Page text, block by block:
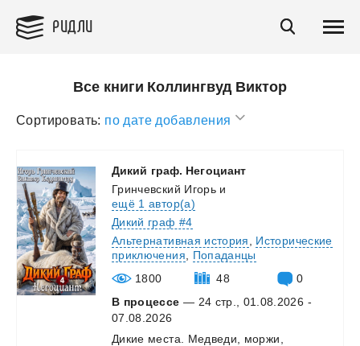
РИДЛИ
Все книги Коллингвуд Виктор
Сортировать: по дате добавления
Дикий граф. Негоциант
Гринчевский Игорьи
ещё 1 автор(а)
Дикий граф #4
Альтернативная история
Исторические
приключения
Попаданцы
1800
48
0
В процессе — 24 стр., 01.08.2026 -
07.08.2026
Дикие места. Медведи,
моржи,